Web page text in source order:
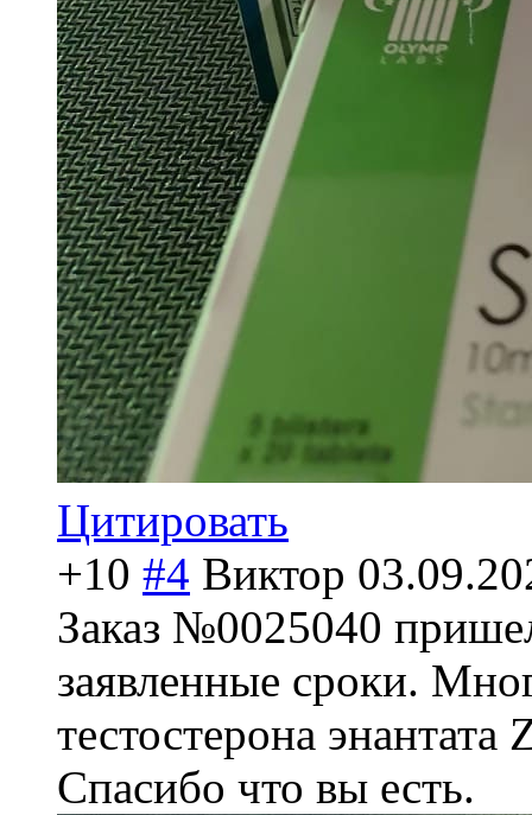
Цитировать
+10 #4 Виктор
Заказ №0025040
заявленные сроки.
тестостерона
Спасибо что вы есть.